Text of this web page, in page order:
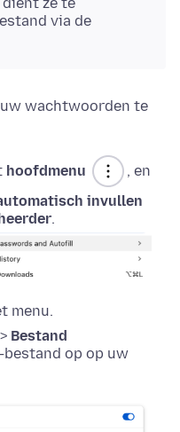
via de
wachtwoorden te
hoofdmenu
, en
invullen
.
menu.
> Bestand
bestand op op uw